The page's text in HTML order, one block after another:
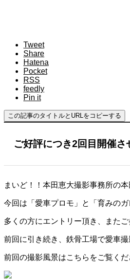
Tweet
Share
Hatena
Pocket
RSS
feedly
Pin it
この記事のタイトルとURLをコピーする
ご好評につき2回目開催さ
まいど！！本田恵大撮影事務所の本
今回は「愛車プロモ」と「育みの
多くの方にエントリー頂き、また
前回に引き続き、鉄骨工場で愛車撮
前回の撮影風景はこちらをご覧くだ